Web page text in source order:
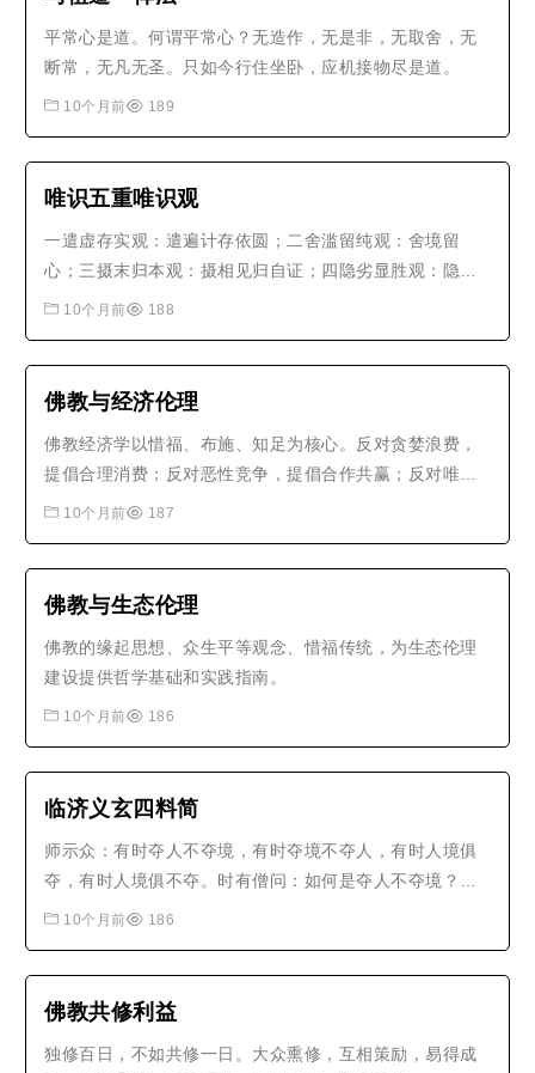
平常心是道。何谓平常心？无造作，无是非，无取舍，无
断常，无凡无圣。只如今行住坐卧，应机接物尽是道。
10个月前 189
唯识五重唯识观
一遣虚存实观：遣遍计存依圆；二舍滥留纯观：舍境留
心；三摄末归本观：摄相见归自证；四隐劣显胜观：隐心
所显心王；五遣相证性观：遣依他证圆成。此五重观门，
10个月前 188
佛教与经济伦理
佛教经济学以惜福、布施、知足为核心。反对贪婪浪费，
提倡合理消费；反对恶性竞争，提倡合作共赢；反对唯利
是图，提倡社会责任。这种经济伦理，有助于建立可持续
10个月前 187
佛教与生态伦理
佛教的缘起思想、众生平等观念、惜福传统，为生态伦理
建设提供哲学基础和实践指南。
10个月前 186
临济义玄四料简
师示众：有时夺人不夺境，有时夺境不夺人，有时人境俱
夺，有时人境俱不夺。时有僧问：如何是夺人不夺境？师
曰：煦日发生铺地锦，婴孩垂发白如丝。问：如何是夺境
是人境俱不夺？师曰：王登宝殿，..
10个月前 186
佛教共修利益
独修百日，不如共修一日。大众熏修，互相策励，易得成